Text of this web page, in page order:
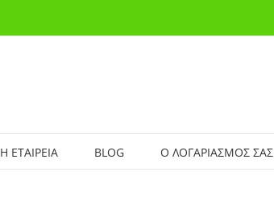
Η ΕΤΑΙΡΕΙΑ BLOG Ο ΛΟΓΑΡΙΑΣΜΟΣ ΣΑΣ